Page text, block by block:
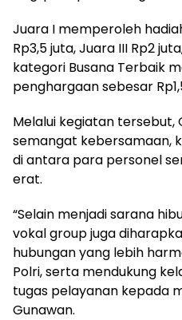
Juara I memperoleh
Rp3,5 juta, Juara III Rp2
kategori Busana Terbaik
penghargaan sebesar
Melalui kegiatan tersebut,
semangat kebersamaan,
di antara para personel
erat.
“Selain menjadi sarana
vokal group juga
hubungan yang lebih
Polri, serta mendukung
tugas pelayanan kepada
Gunawan.